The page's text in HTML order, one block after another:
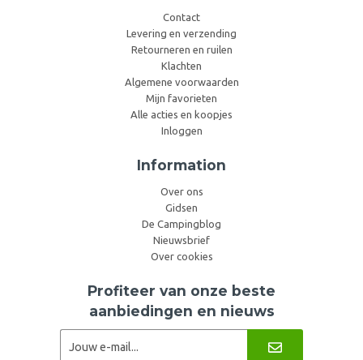
Contact
Levering en verzending
Retourneren en ruilen
Klachten
Algemene voorwaarden
Mijn favorieten
Alle acties en koopjes
Inloggen
Information
Over ons
Gidsen
De Campingblog
Nieuwsbrief
Over cookies
Profiteer van onze beste
aanbiedingen en nieuws